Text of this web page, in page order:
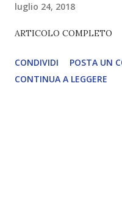
luglio 24, 2018
ARTICOLO COMPLETO
CONDIVIDI
POSTA UN
CONTINUA A LEGGERE